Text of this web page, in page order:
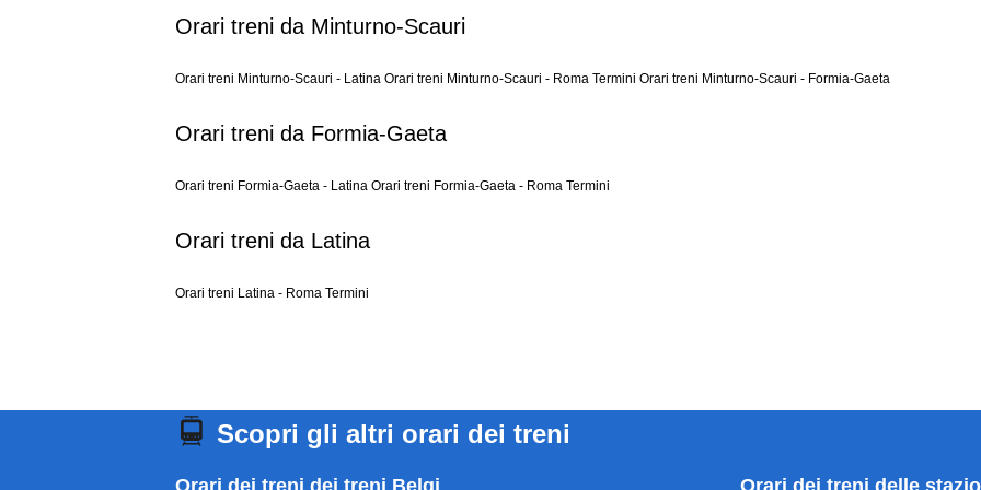
Orari treni da Minturno-Scauri
Orari treni Minturno-Scauri - Latina Orari treni Minturno-Scauri - Roma Termini Orari treni Minturno-Scauri - Formia-Gaeta
Orari treni da Formia-Gaeta
Orari treni Formia-Gaeta - Latina Orari treni Formia-Gaeta - Roma Termini
Orari treni da Latina
Orari treni Latina - Roma Termini
Scopri gli altri orari dei treni
Orari dei treni dei treni Belgi Orari dei treni delle